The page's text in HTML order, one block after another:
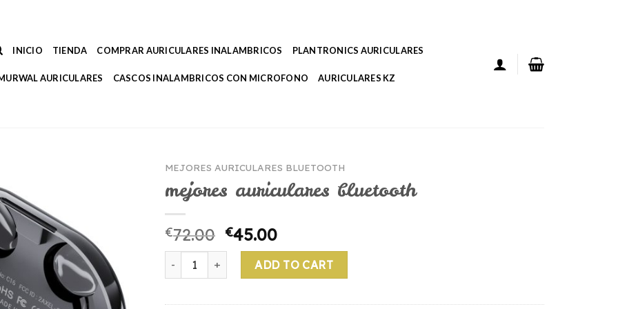
INICIO TIENDA COMPRAR AURICULARES INALAMBRICOS PLANTRONICS AURICULARES
AURICULARES CASCOS INALAMBRICOS CON MICROFONO AURICULARES KZ
MEJORES AURICULARES BLUETOOTH
mejores auriculares bluetooth
€72.00 €45.00
mejores auriculares bluetooth quantity
ADD TO CART